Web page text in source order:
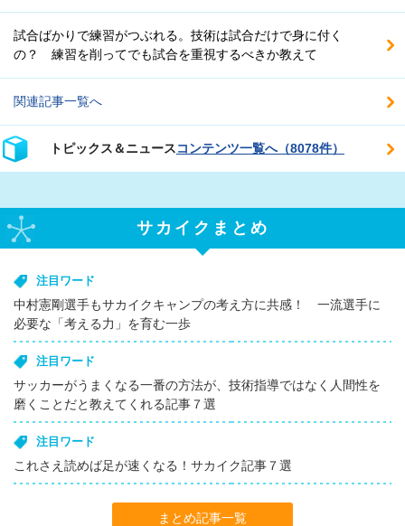
試合ばかりで練習がつぶれる。技術は試合だけで身に付く
の？ 練習を削ってでも試合を重視するべきか教えて
関連記事一覧へ
トピックス＆ニュースコンテンツ一覧へ（8078件）
サカイクまとめ
注目ワード
中村憲剛選手もサカイクキャンプの考え方に共感！ 一流選手に
必要な「考える力」を育む一歩
注目ワード
サッカーがうまくなる一番の方法が、技術指導ではなく人間性を
磨くことだと教えてくれる記事７選
注目ワード
これさえ読めば足が速くなる！サカイク記事７選
まとめ記事一覧